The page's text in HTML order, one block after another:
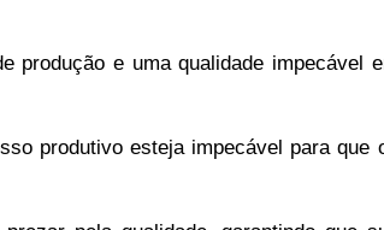
produção e uma qualidade impecável
produtivo esteja impecável para que